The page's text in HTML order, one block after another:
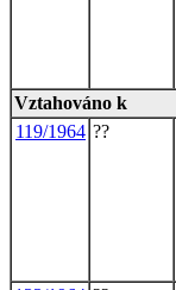
Vztahováno k
119/1964 ??